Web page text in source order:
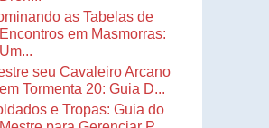
as Tabelas de
Encontros em Masmorras:
Um...
seu Cavaleiro Arcano
em Tormenta 20: Guia D...
e Tropas: Guia do